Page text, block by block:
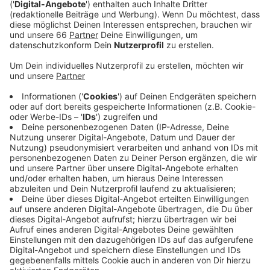
Anzeige
In den zwei Stunden sprechen sie ausführlich über sein
aktuelles Stück
das noch bis zum 14. Juni 2026 imTheater an der Kö
zu sehen ist und über vieles mehr.
Zudem gibtRalf Stechpersönliche Einblicke und
blickt dabei auf Vergangenheit, Gegenwart und
Zukunft.
Anzeige
Hier gibt’s den Talk zum Nachhören
Anzeige